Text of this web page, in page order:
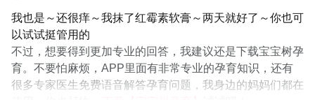
我也是～还很痒～我抹了红霉素软膏～两天就好了～你也可
以试试挺管用的
不过，想要得到更加专业的回答，我建议还是下载宝宝树孕
育。不要怕麻烦，APP里面有非常专业的孕育知识，还有
很多专家医生免费语音解答孕育问题，我身边的妈妈们都在